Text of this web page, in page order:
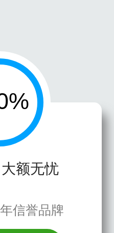
额无忧
信誉品牌